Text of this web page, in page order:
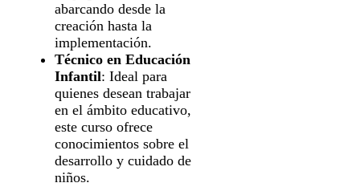
abarcando desde la
creación hasta la
implementación.
Técnico en Educación
Infantil: Ideal para
quienes desean trabajar
en el ámbito educativo,
este curso ofrece
conocimientos sobre el
desarrollo y cuidado de
niños.